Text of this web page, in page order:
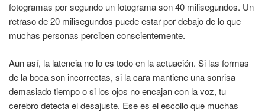
fotogramas por segundo un fotograma son 40 milisegundos. Un
retraso de 20 milisegundos puede estar por debajo de lo que
muchas personas perciben conscientemente.
Aun así, la latencia no lo es todo en la actuación. Si las formas
de la boca son incorrectas, si la cara mantiene una sonrisa
demasiado tiempo o si los ojos no encajan con la voz, tu
cerebro detecta el desajuste. Ese es el escollo que muchas